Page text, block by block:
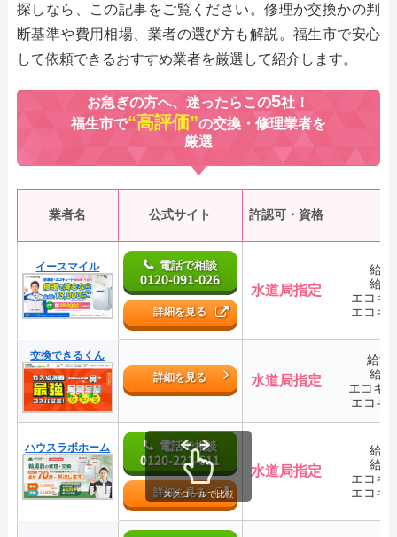
探しなら、この記事をご覧ください。修理か交換かの判
断基準や費用相場、業者の選び方も解説。福生市で安心
して依頼できるおすすめ業者を厳選して紹介します。
お急ぎの方へ、迷ったらこの5社！
福生市で“高評価”の交換・修理業者を
厳選
業者名 公式サイト 許認可・資格
イースマイル 電話で相談
0120-091-026
詳細を見る
水道局指定
給
給
エコキ
エコキ
交換できるくん
詳細を見る
水道局指定
給湯
給
エコキ
エコキ
ハウスラボホーム 電話で相談
0120-221-611
詳細を見る
水道局指定
給
給
エコキ
エコキ
スクロールで比較